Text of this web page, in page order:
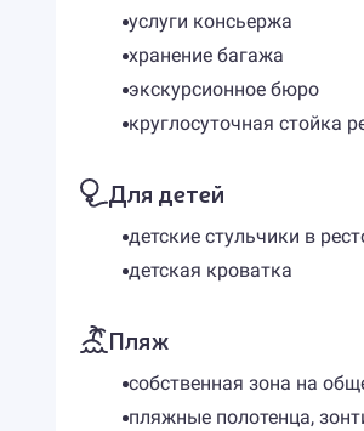
услуги консьержа
хранение багажа
экскурсионное бюро
круглосуточная стойка
Для детей
детские стульчики в
детская кроватка
Пляж
собственная зона на
пляжные полотенца,